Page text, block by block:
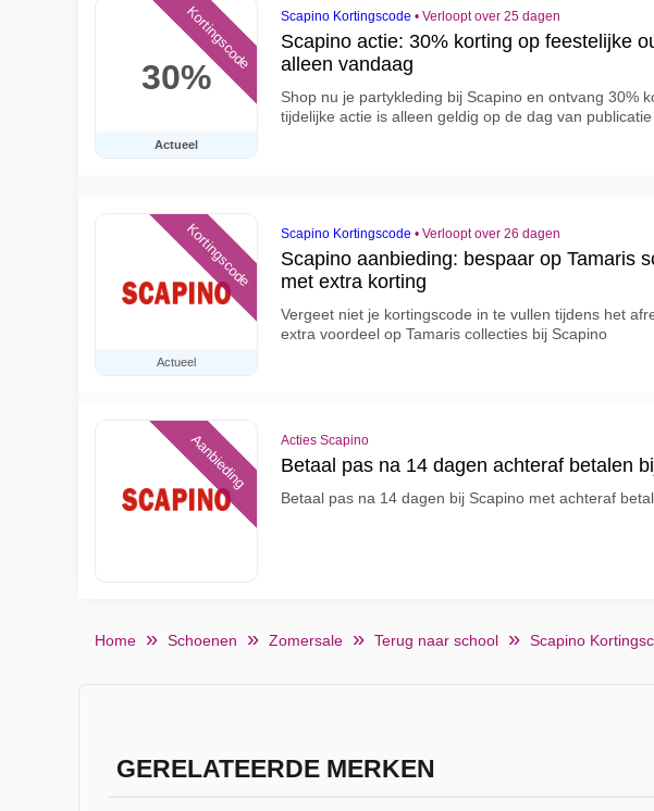
30%
Actueel
Kortingscode Scapino Kortingscode • Verloopt over 25 dagen
Scapino actie: 30% korting op feestelijke
alleen vandaag
Shop nu je partykleding bij Scapino en ontvang 30%
tijdelijke actie is alleen geldig op de dag van publicatie
Actueel
Kortingscode Scapino Kortingscode • Verloopt over 26 dagen
Scapino aanbieding: bespaar op Tamaris
met extra korting
Vergeet niet je kortingscode in te vullen tijdens het
extra voordeel op Tamaris collecties bij Scapino
Aanbieding Acties Scapino
Betaal pas na 14 dagen achteraf betalen
Betaal pas na 14 dagen bij Scapino met achteraf
Home Schoenen Zomersale Terug naar school Scapino
GERELATEERDE MERKEN